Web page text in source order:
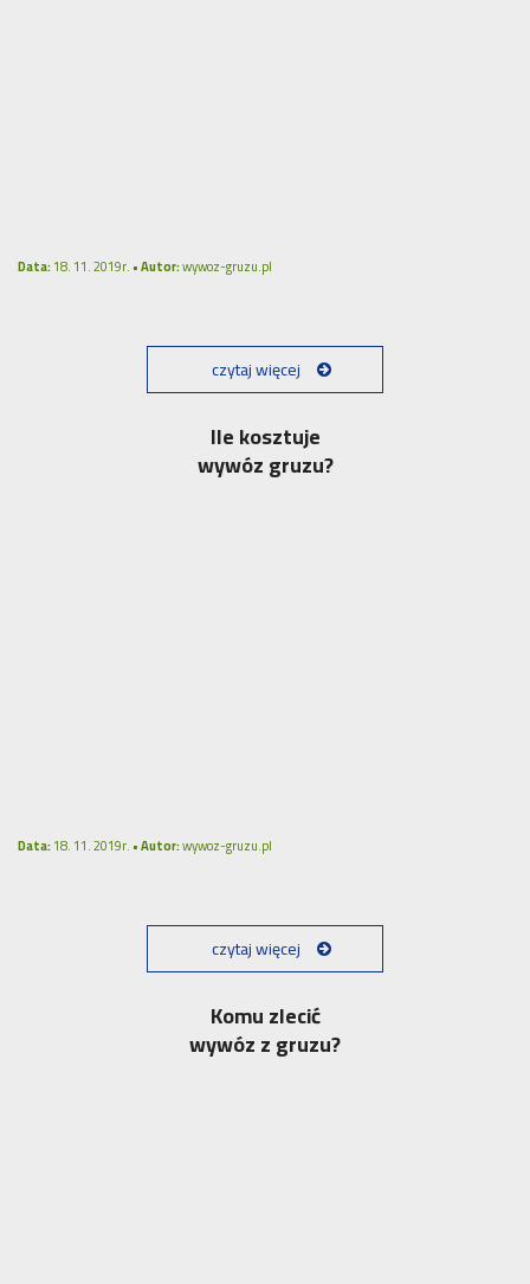
Data:18. 11. 2019r. •Autor:wywoz-gruzu.pl
czytaj więcej
Ile kosztuje
wywóz gruzu?
Data:18. 11. 2019r. •Autor:wywoz-gruzu.pl
czytaj więcej
Komu zlecić
wywóz z gruzu?